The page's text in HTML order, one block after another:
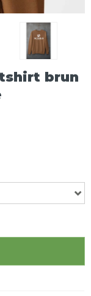
brun